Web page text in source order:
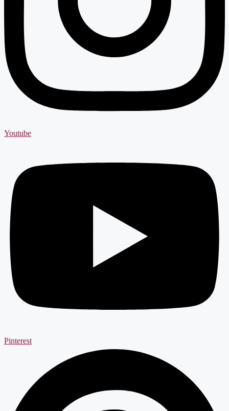
Youtube
Pinterest